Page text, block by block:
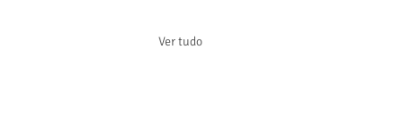
Ver tudo